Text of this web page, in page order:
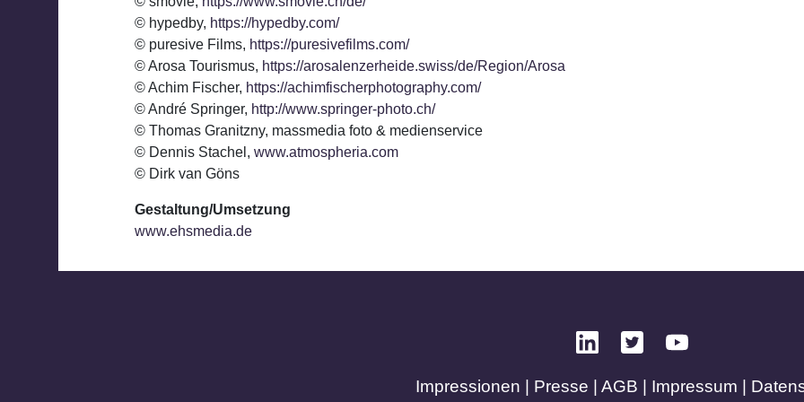
© hypedby, https://hypedby.com/
© puresive Films, https://puresivefilms.com/
© Arosa Tourismus, https://arosalenzerheide.swiss/de/Region/Arosa
© Achim Fischer, https://achimfischerphotography.com/
© André Springer, http://www.springer-photo.ch/
© Thomas Granitzny, massmedia foto & medienservice
© Dennis Stachel, www.atmospheria.com
© Dirk van Göns
Gestaltung/Umsetzung
www.ehsmedia.de
Impressionen Presse AGB Impressum